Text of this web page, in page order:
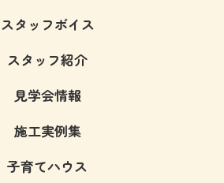
スタッフボイス
スタッフ紹介
見学会情報
施工実例集
子育てハウス